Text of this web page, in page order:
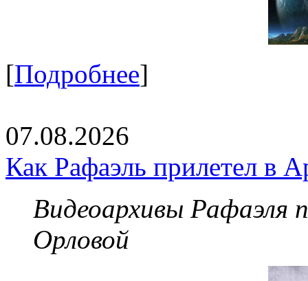
[Подробнее]
07.08.2026
Как Рафаэль прилетел в
Видеоархивы Рафаэля
Орловой